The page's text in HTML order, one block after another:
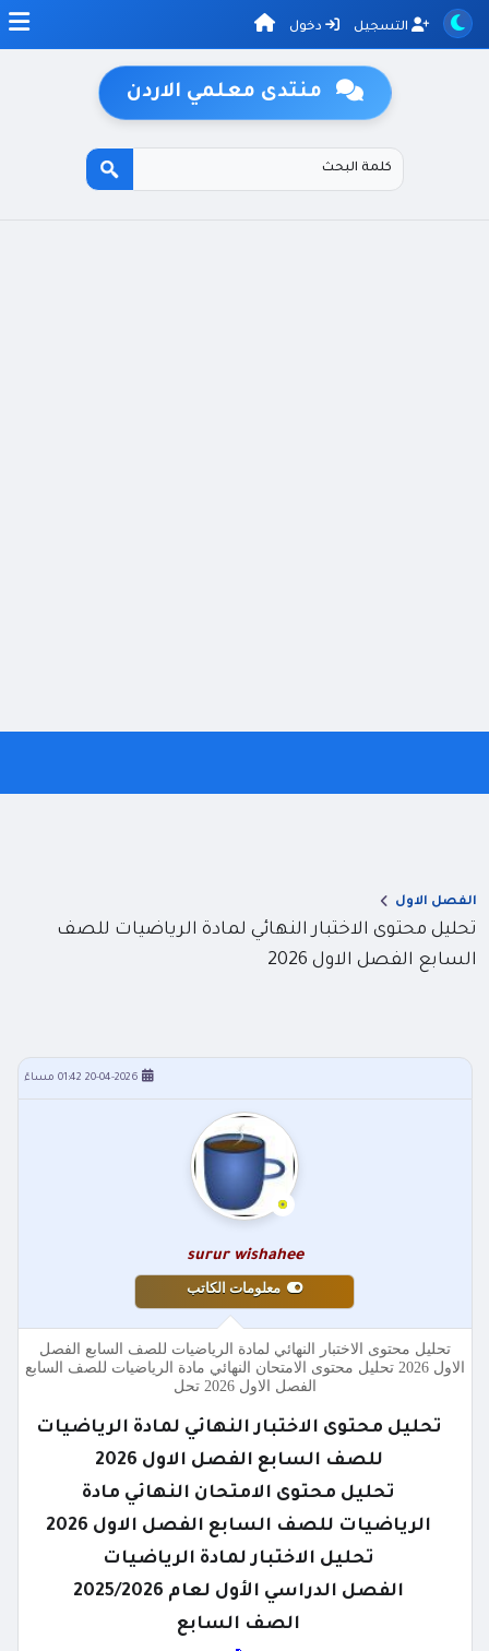
التسجيل دخول
منتدى معلمي الاردن
الفصل الاول
تحليل محتوى الاختبار النهائي لمادة الرياضيات للصف
السابع الفصل الاول 2026
20-04-2026 01:42 مساءً
surur wishahee
معلومات الكاتب
تحليل محتوى الاختبار النهائي لمادة الرياضيات للصف السابع الفصل
الاول 2026 تحليل محتوى الامتحان النهائي مادة الرياضيات للصف السابع
الفصل الاول 2026 تحل
تحليل محتوى الاختبار النهائي لمادة الرياضيات
للصف السابع الفصل الاول 2026
تحليل محتوى الامتحان النهائي مادة
الرياضيات للصف السابع الفصل الاول 2026
تحليل الاختبار لمادة الرياضيات
الفصل الدراسي الأول لعام 2025/2026
الصف السابع